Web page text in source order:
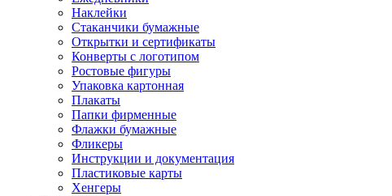
Наклейки
Стаканчики бумажные
Открытки и сертификаты
Конверты с логотипом
Ростовые фигуры
Упаковка картонная
Плакаты
Папки фирменные
Флажки бумажные
Фликеры
Инструкции и документация
Пластиковые карты
Хенгеры